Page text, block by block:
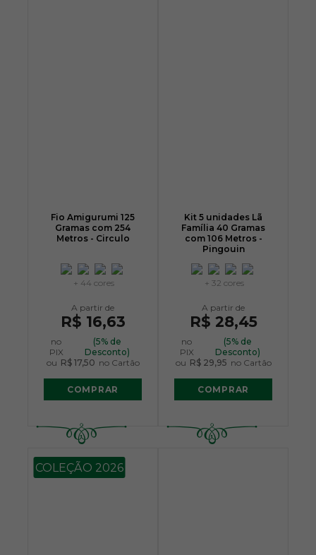
Fio Amigurumi 125
Gramas com 254
Metros - Circulo
+ 44 cores
R$ 16,63
no
PIX
(5% de
Desconto)
ou R$ 17,50 no Cartão
COMPRAR
Kit 5 unidades Lã
Família 40 Gramas
com 106 Metros -
Pingouin
+ 32 cores
R$ 28,45
no
PIX
(5% de
Desconto)
ou R$ 29,95 no Cartão
COMPRAR
COLEÇÃO 2026